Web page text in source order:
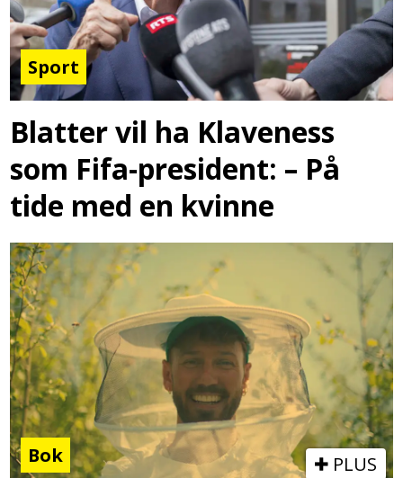
Sport
Blatter vil ha Klaveness
som Fifa-president: – På
tide med en kvinne
Bok PLUS